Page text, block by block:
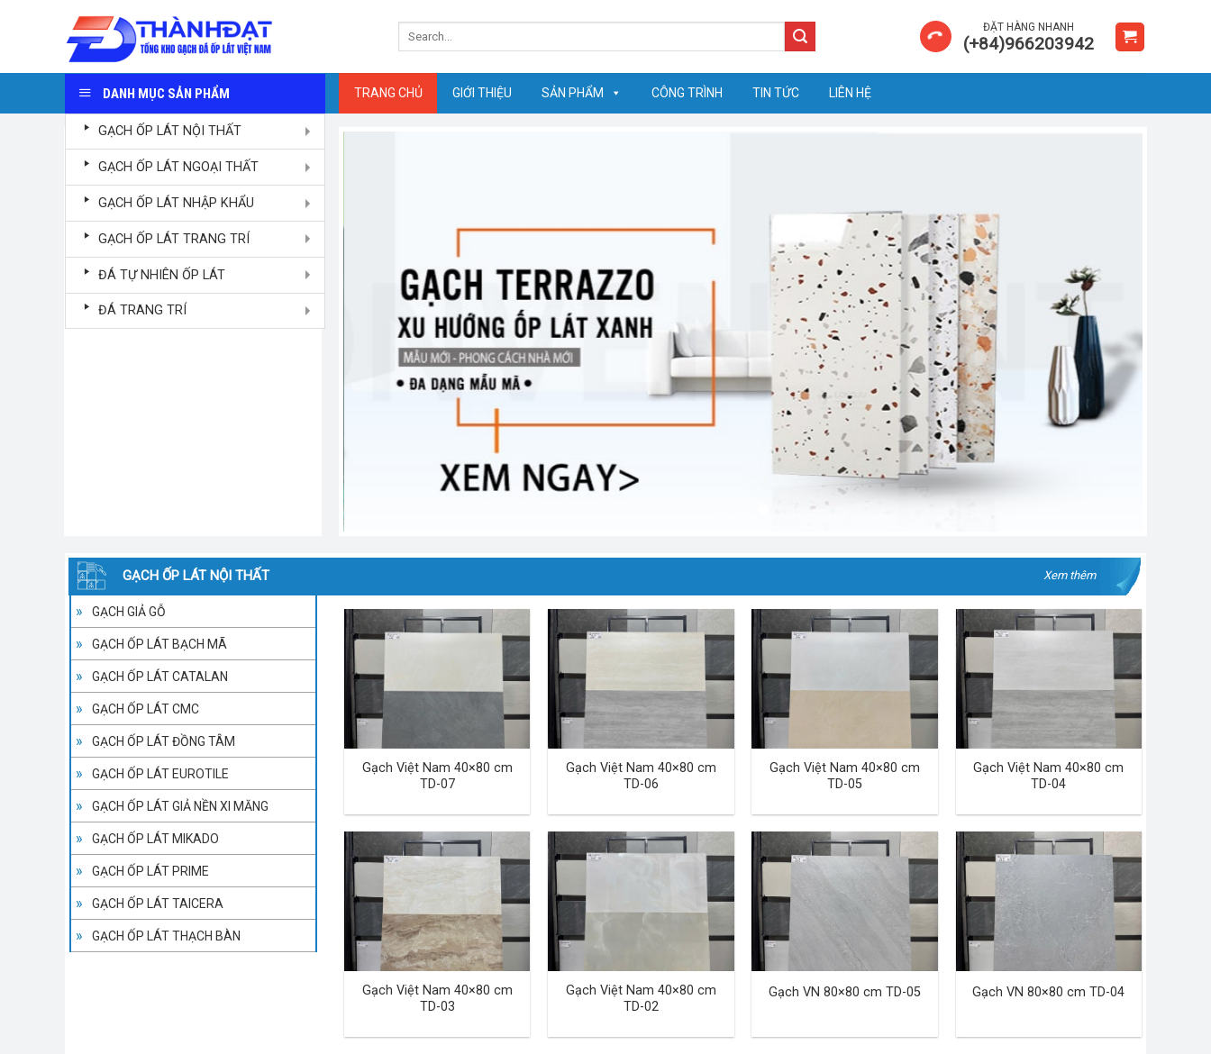
ĐẶT HÀNG NHANH
(+84)966203942
DANH MỤC SẢN PHẨM
GẠCH ỐP LÁT NỘI THẤT
GẠCH ỐP LÁT NGOẠI THẤT
GẠCH ỐP LÁT NHẬP KHẨU
GẠCH ỐP LÁT TRANG TRÍ
ĐÁ TỰ NHIÊN ỐP LÁT
ĐÁ TRANG TRÍ
TRANG CHỦ GIỚI THIỆU SẢN PHẨM CÔNG TRÌNH TIN TỨC LIÊN HỆ
GẠCH ỐP LÁT NỘI THẤT Xem thêm
GẠCH GIẢ GỖ
GẠCH ỐP LÁT BẠCH MÃ
GẠCH ỐP LÁT CATALAN
GẠCH ỐP LÁT CMC
GẠCH ỐP LÁT ĐỒNG TÂM
GẠCH ỐP LÁT EUROTILE
GẠCH ỐP LÁT GIẢ NỀN XI MĂNG
GẠCH ỐP LÁT MIKADO
GẠCH ỐP LÁT PRIME
GẠCH ỐP LÁT TAICERA
GẠCH ỐP LÁT THẠCH BÀN
Gạch Việt Nam 40×80 cm
TD-07
Gạch Việt Nam 40×80 cm
TD-06
Gạch Việt Nam 40×80 cm
TD-05
Gạch Việt Nam 40×80 cm
TD-04
Gạch Việt Nam 40×80 cm
TD-03
Gạch Việt Nam 40×80 cm
TD-02
Gạch VN 80×80 cm TD-05 Gạch VN 80×80 cm TD-04